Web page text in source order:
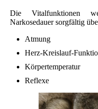
Die Vitalfunktionen
Narkosedauer sorgfältig
Atmung
Herz-Kreislauf-
Körpertemperatur
Reflexe